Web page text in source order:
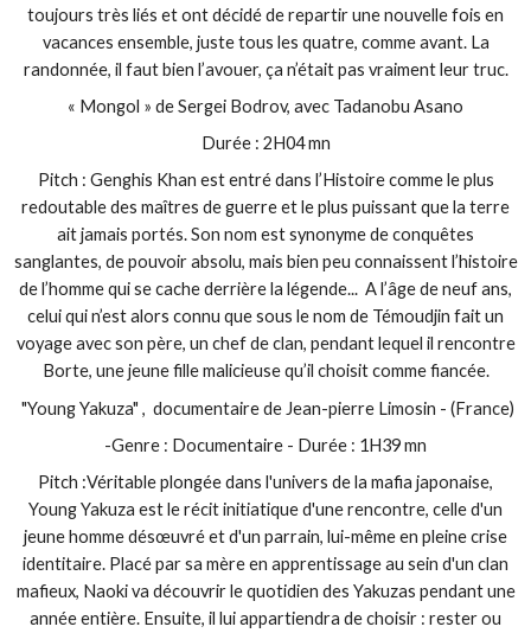
toujours très liés et ont décidé de repartir une nouvelle fois en
vacances ensemble, juste tous les quatre, comme avant. La
randonnée, il faut bien l’avouer, ça n’était pas vraiment leur truc.
« Mongol » de Sergei Bodrov, avec Tadanobu Asano
Durée : 2H04 mn
Pitch : Genghis Khan est entré dans l’Histoire comme le plus
redoutable des maîtres de guerre et le plus puissant que la terre
ait jamais portés. Son nom est synonyme de conquêtes
sanglantes, de pouvoir absolu, mais bien peu connaissent l’histoire
de l’homme qui se cache derrière la légende... A l’âge de neuf ans,
celui qui n’est alors connu que sous le nom de Témoudjin fait un
voyage avec son père, un chef de clan, pendant lequel il rencontre
Borte, une jeune fille malicieuse qu’il choisit comme fiancée.
"Young Yakuza" , documentaire de Jean-pierre Limosin - (France)
-Genre : Documentaire - Durée : 1H39 mn
Pitch :Véritable plongée dans l'univers de la mafia japonaise,
Young Yakuza est le récit initiatique d'une rencontre, celle d'un
jeune homme désœuvré et d'un parrain, lui-même en pleine crise
identitaire. Placé par sa mère en apprentissage au sein d'un clan
mafieux, Naoki va découvrir le quotidien des Yakuzas pendant une
année entière. Ensuite, il lui appartiendra de choisir : rester ou